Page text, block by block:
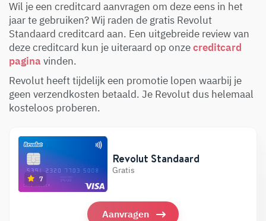
Wil je een creditcard aanvragen om deze eens in het
jaar te gebruiken? Wij raden de gratis Revolut
Standaard creditcard aan. Een uitgebreide review van
deze creditcard kun je uiteraard op onzecreditcard
pagina vinden.
Revolut heeft tijdelijk een promotie lopen waarbij je
geen verzendkosten betaald. Je Revolut dus helemaal
kosteloos proberen.
Revolut Standaard
Gratis
7
Aanvragen